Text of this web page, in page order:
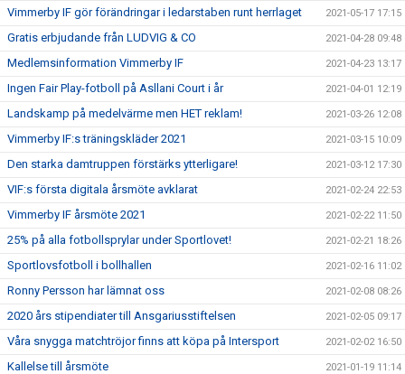
Vimmerby IF gör förändringar i ledarstaben runt herrlaget 2021-05-17 17:15
Gratis erbjudande från LUDVIG & CO 2021-04-28 09:48
Medlemsinformation Vimmerby IF 2021-04-23 13:17
Ingen Fair Play-fotboll på Asllani Court i år 2021-04-01 12:19
Landskamp på medelvärme men HET reklam! 2021-03-26 12:08
Vimmerby IF:s träningskläder 2021 2021-03-15 10:09
Den starka damtruppen förstärks ytterligare! 2021-03-12 17:30
VIF:s första digitala årsmöte avklarat 2021-02-24 22:53
Vimmerby IF årsmöte 2021 2021-02-22 11:50
25% på alla fotbollsprylar under Sportlovet! 2021-02-21 18:26
Sportlovsfotboll i bollhallen 2021-02-16 11:02
Ronny Persson har lämnat oss 2021-02-08 08:26
2020 års stipendiater till Ansgariusstiftelsen 2021-02-05 09:17
Våra snygga matchtröjor finns att köpa på Intersport 2021-02-02 16:50
Kallelse till årsmöte 2021-01-19 11:14